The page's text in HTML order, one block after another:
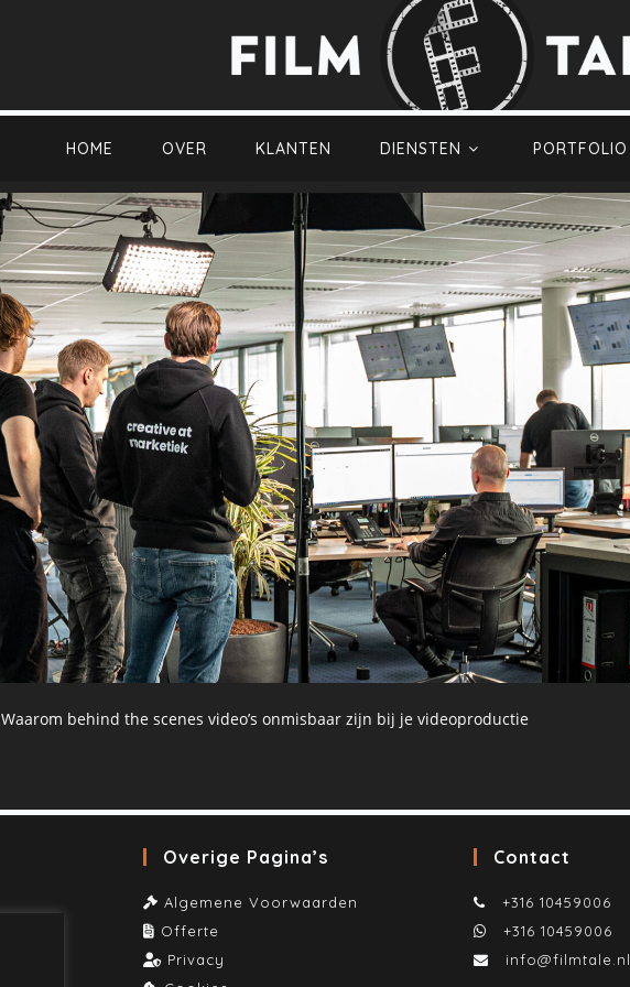
HOME OVER KLANTEN DIENSTEN PORTFOLIO
Waarom behind the scenes video’s onmisbaar zijn bij je videoproductie
Overige Pagina’s
Algemene Voorwaarden
Offerte
Privacy
Contact
+316 10459006
+316 10459006
info@filmtale.nl